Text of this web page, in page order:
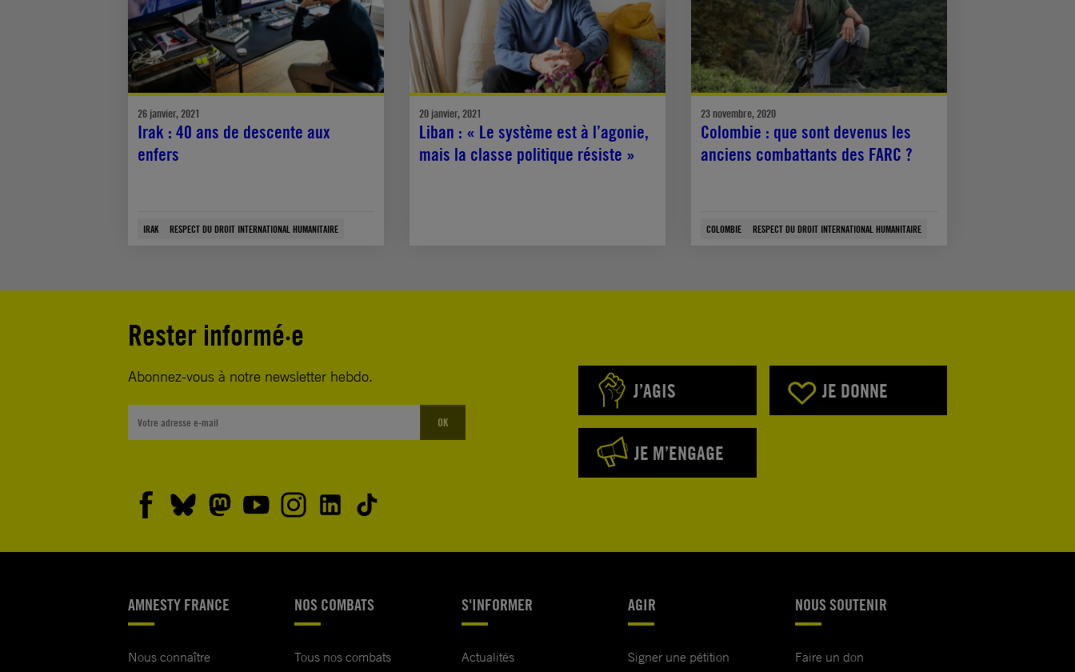
26 janvier, 2021
Irak : 40 ans de descente aux
enfers
IRAK RESPECT DU DROIT INTERNATIONAL HUMANITAIRE
20 janvier, 2021
Liban : « Le système est à l’agonie,
mais la classe politique résiste »
23 novembre, 2020
Colombie : que sont devenus les
anciens combattants des FARC ?
COLOMBIE RESPECT DU DROIT INTERNATIONAL HUMANITAIRE
Rester informé·e
Abonnez-vous à notre newsletter hebdo.
OK
J’AGIS JE DONNE
JE M’ENGAGE
AMNESTY FRANCE
Nous connaître
NOS COMBATS
Tous nos combats
S'INFORMER
Actualités
AGIR
Signer une pétition
NOUS SOUTENIR
Faire un don